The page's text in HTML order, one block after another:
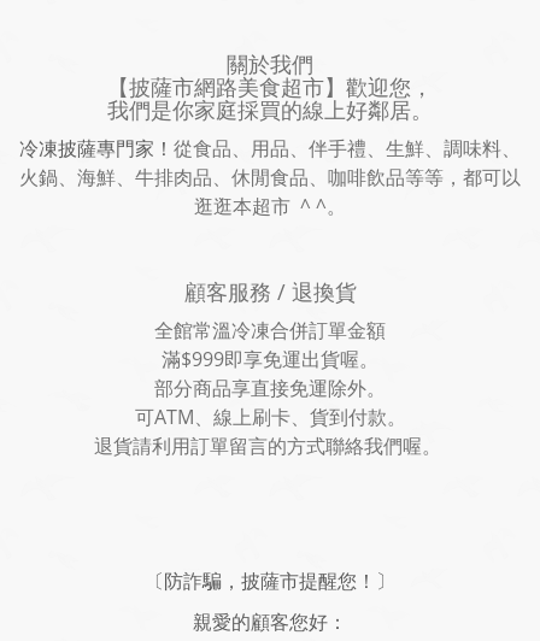
關於我們
【披薩市網路美食超市】歡迎您，
我們是你家庭採買的線上好鄰居。
冷凍披薩專門家！ 從食品、用品、伴手禮、生鮮、調味料、
火鍋、海鮮、牛排肉品、休閒食品、咖啡飲品等等，都可以
逛逛本超市 ^ ^。
顧客服務 / 退換貨
全館常溫冷凍合併訂單金額
滿$999即享免運出貨喔。
部分商品享直接免運除外。
可ATM、線上刷卡、貨到付款。
退貨請利用訂單留言的方式聯絡我們喔。
〔防詐騙，披薩市提醒您！〕
親愛的顧客您好：